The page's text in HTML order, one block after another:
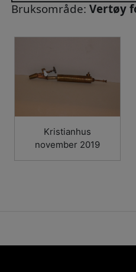
Bruksområde:Vertøy
Kristianhus
november 2019